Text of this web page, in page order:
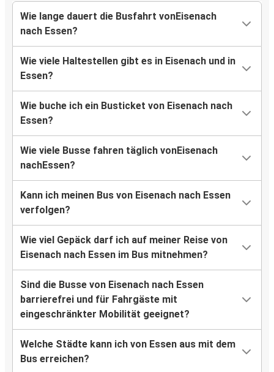
Wie lange dauert die Busfahrt vonEisenach
nach Essen?
Wie viele Haltestellen gibt es in Eisenach und in
Essen?
Wie buche ich ein Busticket von Eisenach nach
Essen?
Wie viele Busse fahren täglich vonEisenach
nachEssen?
Kann ich meinen Bus von Eisenach nach Essen
verfolgen?
Wie viel Gepäck darf ich auf meiner Reise von
Eisenach nach Essen im Bus mitnehmen?
Sind die Busse von Eisenach nach Essen
barrierefrei und für Fahrgäste mit
eingeschränkter Mobilität geeignet?
Welche Städte kann ich von Essen aus mit dem
Bus erreichen?